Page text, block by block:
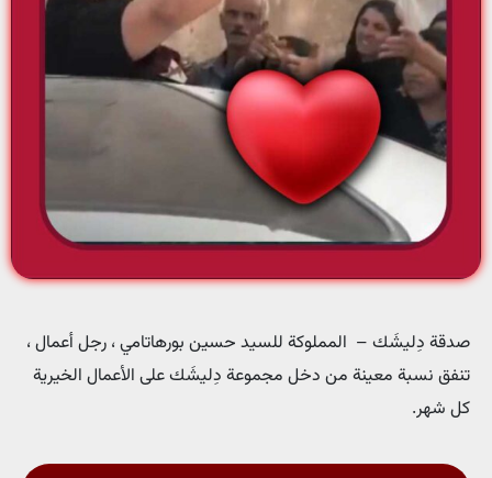
صدقة دِليشَك – المملوكة للسيد حسين بورهاتامي ، رجل أعمال ،
تنفق نسبة معينة من دخل مجموعة دِليشَك على الأعمال الخيرية
كل شهر.